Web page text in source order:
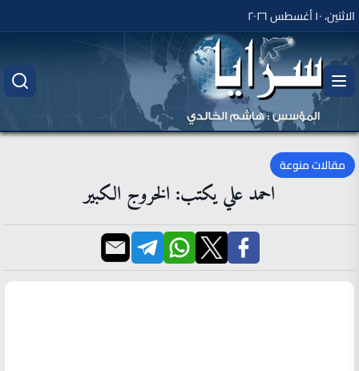
الاثنين، ١٠ أغسطس ٢٠٢٦
مقالات منوعة
احمد علي يكتب: الخروج الكبير